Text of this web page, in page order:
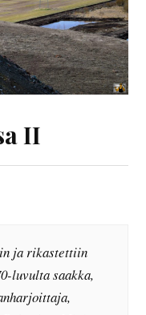
II
ja rikastettiin
luvulta saakka,